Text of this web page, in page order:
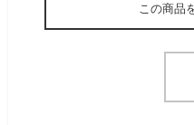
この商品